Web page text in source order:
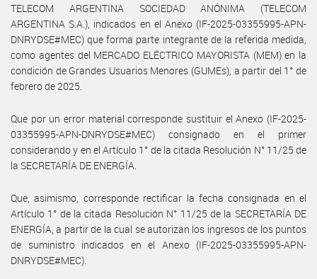
TELECOM ARGENTINA SOCIEDAD ANÓNIMA (TELECOM
ARGENTINA S.A.), indicados en el Anexo (IF-2025-03355995-APN-
DNRYDSE#MEC) que forma parte integrante de la referida medida,
como agentes del MERCADO ELÉCTRICO MAYORISTA (MEM) en la
condición de Grandes Usuarios Menores (GUMEs), a partir del 1° de
febrero de 2025.
Que por un error material corresponde sustituir el Anexo (IF-2025-
03355995-APN-DNRYDSE#MEC) consignado en el primer
considerando y en el Artículo 1° de la citada Resolución N° 11/25 de
la SECRETARÍA DE ENERGÍA.
Que, asimismo, corresponde rectificar la fecha consignada en el
Artículo 1° de la citada Resolución N° 11/25 de la SECRETARÍA DE
ENERGÍA, a partir de la cual se autorizan los ingresos de los puntos
de suministro indicados en el Anexo (IF-2025-03355995-APN-
DNRYDSE#MEC).